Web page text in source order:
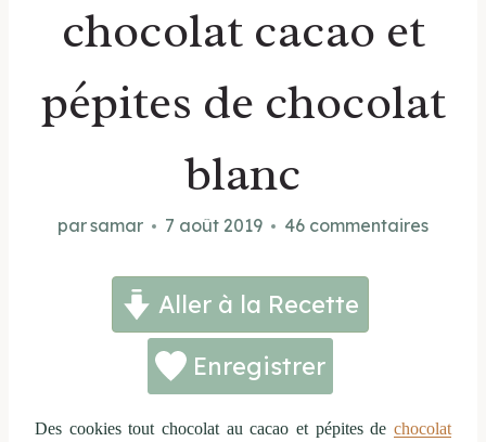
chocolat cacao et
pépites de chocolat
blanc
parsamar 7 août 2019 46 commentaires
Aller à la Recette
Enregistrer
Des cookies tout chocolat au cacao et pépites de chocolat